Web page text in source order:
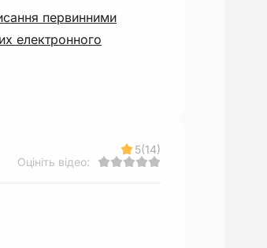
первинними
електронного
5(14)
Оцініть відео: